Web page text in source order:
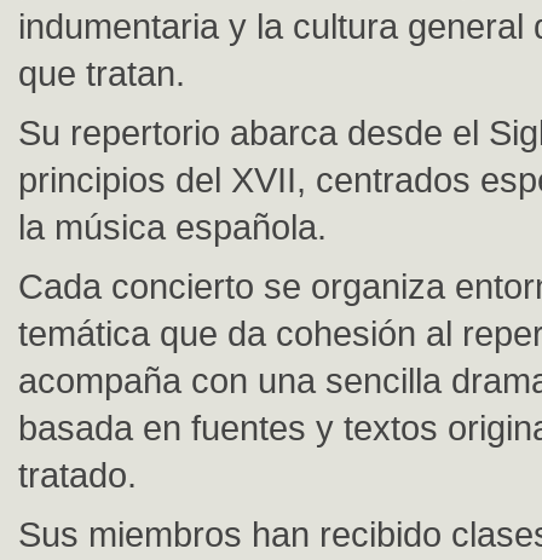
indumentaria y la cultura general
que tratan.
Su repertorio abarca desde el
principios del XVII, centrados
la música española.
Cada concierto se organiza
temática que da cohesión al
acompaña con una sencilla
basada en fuentes y textos
tratado.
Sus miembros han recibido